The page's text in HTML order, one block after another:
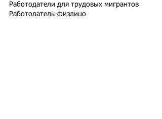
Работодатели для трудовых мигрантов
Работодатель-физлицо